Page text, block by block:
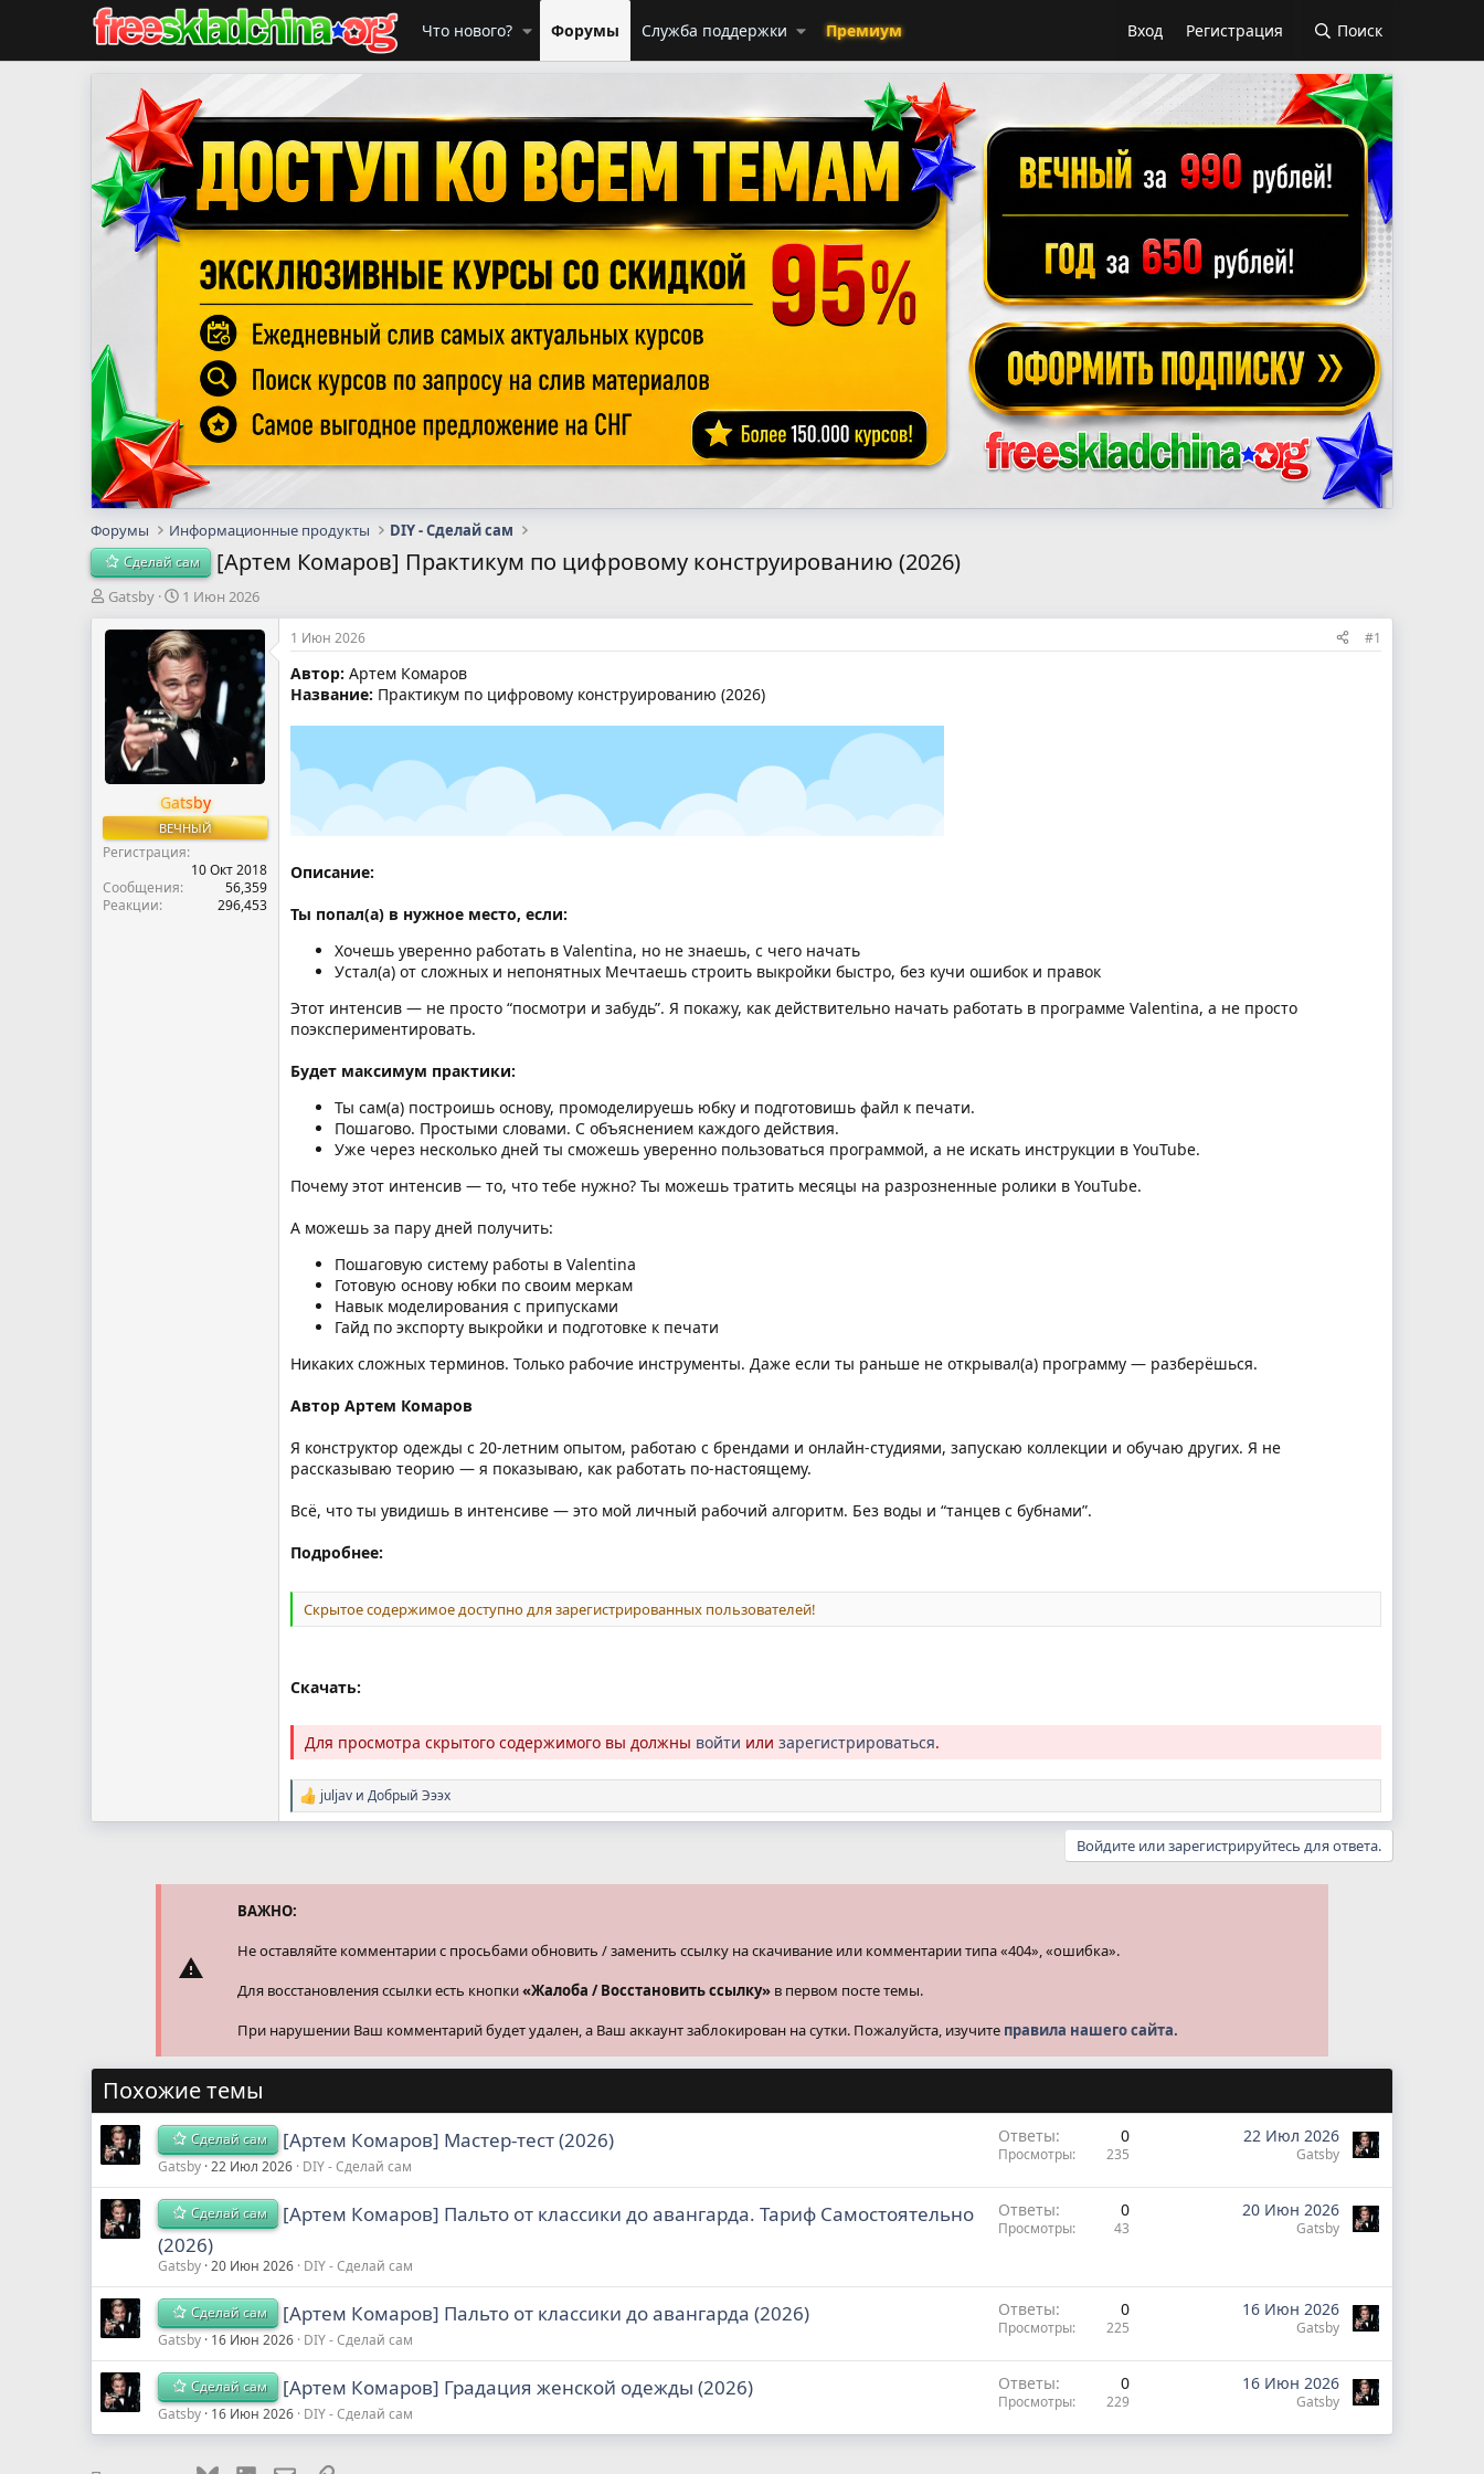
Что нового? Форумы Служба поддержки Премиум Вход Регистрация Поиск
Форумы Информационные продукты DIY - Сделай сам
Сделай сам [Артем Комаров] Практикум по цифровому конструированию (2026)
А
т
м
ы
Gatsby
Д
т
а
н
а
ч
а
л
1 Июн 2026
Gatsby
ВЕЧНЫЙ
Регистрация
10 Окт 2018
Сообщения
56,359
Реакции
296,453
1 Июн 2026 #1
Автор: Артем Комаров
Название: Практикум по цифровому конструированию (2026)
Описание:
Ты попал(а) в нужное место, если:
Хочешь уверенно работать в Valentina, но не знаешь, с чего начать
Устал(а) от сложных и непонятных Мечтаешь строить выкройки быстро, без кучи ошибок и правок
Этот интенсив — не просто “посмотри и забудь”. Я покажу, как действительно начать работать в программе Valentina, а не просто
поэкспериментировать.
Будет максимум практики:
Ты сам(а) построишь основу, промоделируешь юбку и подготовишь файл к печати.
Пошагово. Простыми словами. С объяснением каждого действия.
Уже через несколько дней ты сможешь уверенно пользоваться программой, а не искать инструкции в YouTube.
Почему этот интенсив — то, что тебе нужно? Ты можешь тратить месяцы на разрозненные ролики в YouTube.
А можешь за пару дней получить:
Пошаговую систему работы в Valentina
Готовую основу юбки по своим меркам
Навык моделирования с припусками
Гайд по экспорту выкройки и подготовке к печати
Никаких сложных терминов. Только рабочие инструменты. Даже если ты раньше не открывал(а) программу — разберёшься.
Автор Артем Комаров
Я конструктор одежды с 20-летним опытом, работаю с брендами и онлайн-студиями, запускаю коллекции и обучаю других. Я не
рассказываю теорию — я показываю, как работать по-настоящему.
Всё, что ты увидишь в интенсиве — это мой личный рабочий алгоритм. Без воды и “танцев с бубнами”.
Подробнее:
Скрытое содержимое доступно для зарегистрированных пользователей!
Скачать:
Для просмотра скрытого содержимого вы должны войти или зарегистрироваться.
Р
е
и
juljav и Добрый Эээх
Войдите или зарегистрируйтесь для ответа.
ВАЖНО:
Не оставляйте комментарии с просьбами обновить / заменить ссылку на скачивание или комментарии типа «404», «ошибка».
Для восстановления ссылки есть кнопки«Жалоба / Восстановить ссылку» в первом посте темы.
При нарушении Ваш комментарий будет удален, а Ваш аккаунт заблокирован на сутки. Пожалуйста, изучите правила нашего сайта.
Похожие темы
Сделай сам [Артем Комаров] Мастер-тест (2026)
Gatsby 22 Июл 2026 DIY - Сделай сам
Ответы 0
Просмотры 235
22 Июл 2026
Gatsby
Сделай сам
[Артем Комаров] Пальто от классики до авангарда. Тариф Самостоятельно
(2026)
Gatsby 20 Июн 2026 DIY - Сделай сам
Ответы 0
Просмотры 43
20 Июн 2026
Gatsby
Сделай сам [Артем Комаров] Пальто от классики до авангарда (2026)
Gatsby 16 Июн 2026 DIY - Сделай сам
Ответы 0
Просмотры 225
16 Июн 2026
Gatsby
Сделай сам [Артем Комаров] Градация женской одежды (2026)
Gatsby 16 Июн 2026 DIY - Сделай сам
Ответы 0
Просмотры 229
16 Июн 2026
Gatsby